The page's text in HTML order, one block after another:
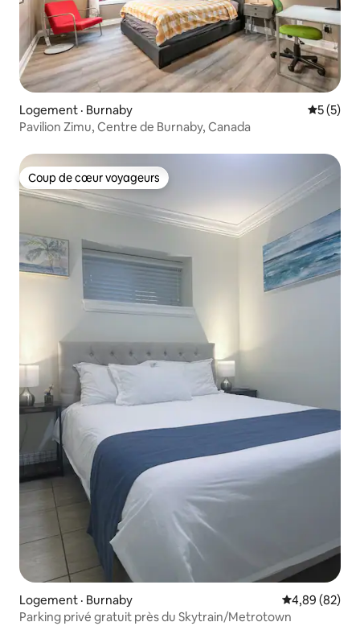
Logement · Burnaby Note
5 (5)
Pavilion Zimu, Centre de Burnaby, Canada
Coup de cœur voyageurs
Coup de cœur voyageurs
Logement · Burnaby Note
4,89 (82)
Parking privé gratuit près du Skytrain/Metrotown